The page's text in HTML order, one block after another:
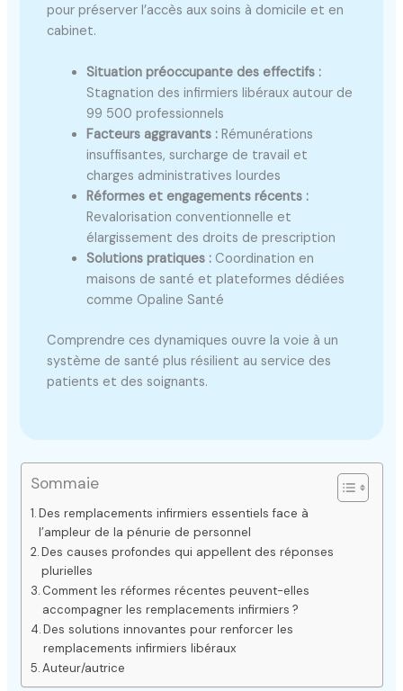
pour préserver l’accès aux soins à domicile et en
cabinet.
Situation préoccupante des effectifs :
Stagnation des infirmiers libéraux autour de
99 500 professionnels
Facteurs aggravants : Rémunérations
insuffisantes, surcharge de travail et
charges administratives lourdes
Réformes et engagements récents :
Revalorisation conventionnelle et
élargissement des droits de prescription
Solutions pratiques : Coordination en
maisons de santé et plateformes dédiées
comme Opaline Santé
Comprendre ces dynamiques ouvre la voie à un
système de santé plus résilient au service des
patients et des soignants.
Sommaie
Des remplacements infirmiers essentiels face à
l’ampleur de la pénurie de personnel
Des causes profondes qui appellent des réponses
plurielles
Comment les réformes récentes peuvent-elles
accompagner les remplacements infirmiers ?
Des solutions innovantes pour renforcer les
remplacements infirmiers libéraux
Auteur/autrice